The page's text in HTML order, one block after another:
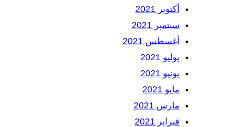
أكتوبر 2021
سبتمبر 2021
أغسطس 2021
يوليو 2021
يونيو 2021
مايو 2021
مارس 2021
فبراير 2021